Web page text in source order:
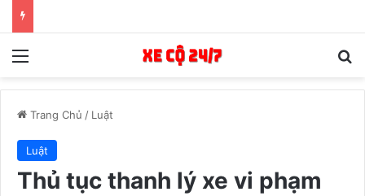
Menu
Trang Chủ / Luật
Luật
Thủ tục thanh lý xe vi phạm